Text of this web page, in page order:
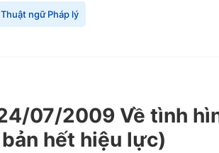
Thuật ngữ Pháp lý
07/2009 Về tình
hết hiệu lực)